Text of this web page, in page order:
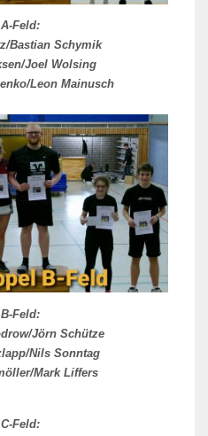
Feld:
Bastian Schymik
Joel Wolsing
Leon Mainusch
Feld:
Jörn Schütze
Nils Sonntag
Mark Liffers
Feld: